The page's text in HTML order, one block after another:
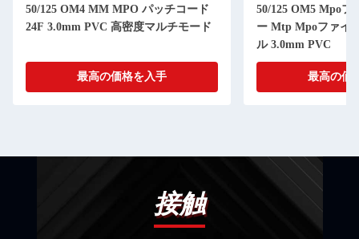
50/125 OM4 MM MPO パッチコード
24F 3.0mm PVC 高密度マルチモード
最高の価格を入手
50/125 OM5 Mpoフ
ー Mtp Mpoファイ
ル 3.0mm PVC
最高の価
接触